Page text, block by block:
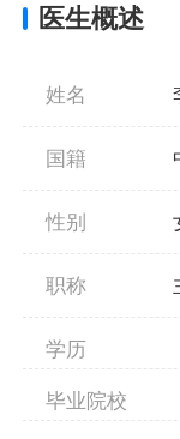
医生概述
姓名
国籍
性别
职称
学历
毕业院校